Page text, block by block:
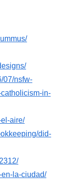
07/nsfw-
in-
aire/
did-
la-ciudad/